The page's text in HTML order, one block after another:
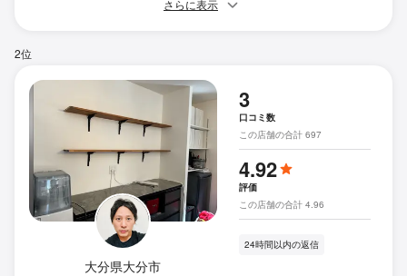
さらに表示
2位
大分県大分市
3
口コミ数
この店舗の合計 697
4.92
評価
この店舗の合計 4.96
24時間以内の返信